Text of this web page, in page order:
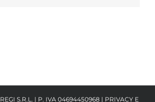
S.R.L. | P. IVA 04694450968 | PRIVACY E